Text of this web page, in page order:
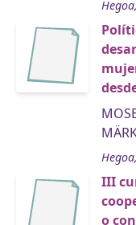
III
o